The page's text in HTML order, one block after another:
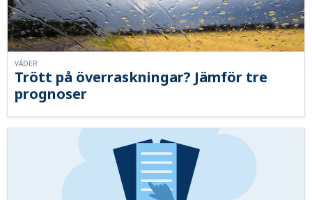
Trött på överraskningar? Jämför tre
prognoser
VÄDER